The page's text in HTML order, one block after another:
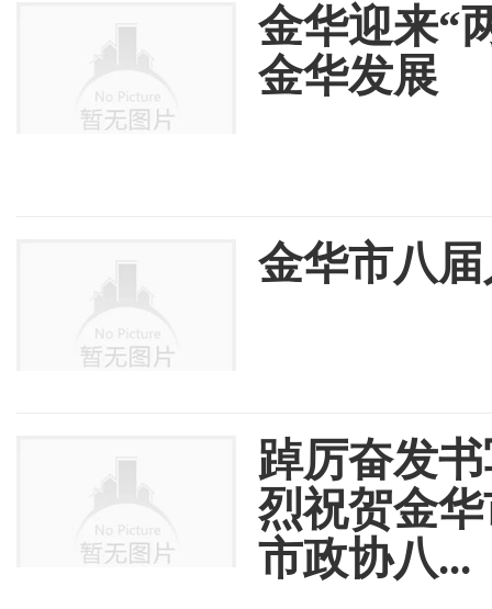
金华迎来“
金华发展
金华市八
踔厉奋发
烈祝贺金
市政协八...